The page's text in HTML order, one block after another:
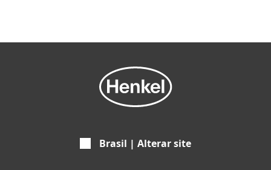
Brasil | Alterar site